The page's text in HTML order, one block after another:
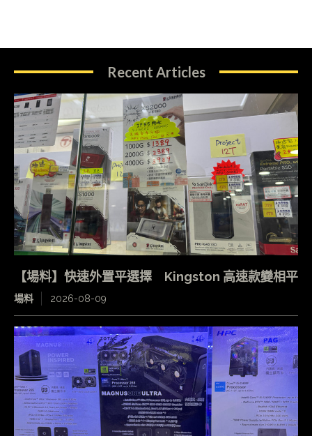
Recent Articles
【場料】快速外置平選擇 Kingston 高速款變相平
場料 2026-08-09